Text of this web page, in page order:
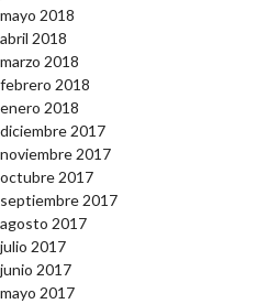
mayo 2018
abril 2018
marzo 2018
febrero 2018
enero 2018
diciembre 2017
noviembre 2017
octubre 2017
septiembre 2017
agosto 2017
julio 2017
junio 2017
mayo 2017